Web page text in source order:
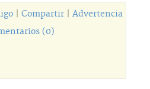
| Compartir| Advertencia
(0)